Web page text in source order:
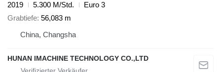
2019
5.300 M/Std.
Euro 3
Grabtiefe 56,083 m
China, Changsha
HUNAN IMACHINE TECHNOLOGY CO.,LTD